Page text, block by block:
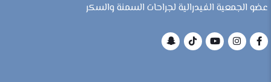
عضو الجمعية الفيدرالية لجراحات السمنة والسكر